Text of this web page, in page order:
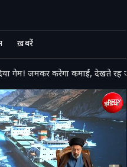
ख़बरें
गेम! जमकर करेगा कमाई, देखते रह